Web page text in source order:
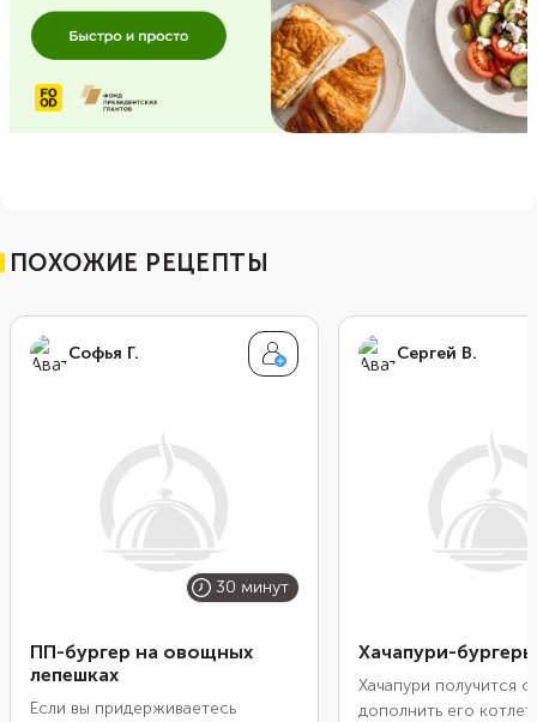
ПОХОЖИЕ РЕЦЕПТЫ
Софья Г.
30 минут
ПП-бургер на овощных
лепешках
Если вы придерживаетесь
Сергей В.
Хачапури-бургеры
Хачапури получится
дополнить его